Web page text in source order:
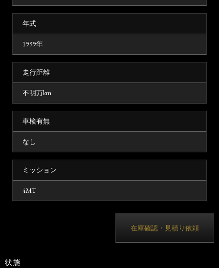
年式
1999年
走行距離
不明万km
車検有無
なし
ミッション
4MT
在庫確認・見積り依頼
状態